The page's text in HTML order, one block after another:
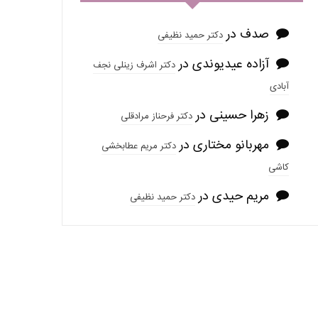
صدف دردکتر حمید نظیفی
آزاده عیدیوندی دردکتر اشرف زینلی نجف
آبادی
زهرا حسینی دردکتر فرحناز مرادقلی
مهربانو مختاری دردکتر مریم عطابخشی
کاشی
مریم حیدی دردکتر حمید نظیفی